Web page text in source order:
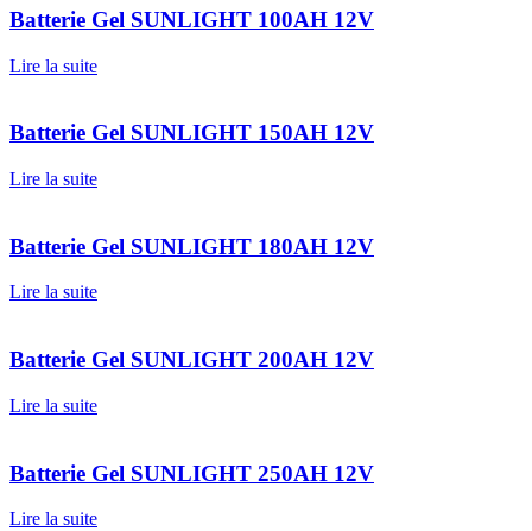
Batterie Gel SUNLIGHT 100AH 12V
Lire la suite
Batterie Gel SUNLIGHT 150AH 12V
Lire la suite
Batterie Gel SUNLIGHT 180AH 12V
Lire la suite
Batterie Gel SUNLIGHT 200AH 12V
Lire la suite
Batterie Gel SUNLIGHT 250AH 12V
Lire la suite